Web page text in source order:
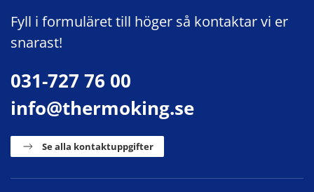
Fyll i formuläret till höger så kontaktar vi er
snarast!
031-727 76 00
info@thermoking.se
Se alla kontaktuppgifter